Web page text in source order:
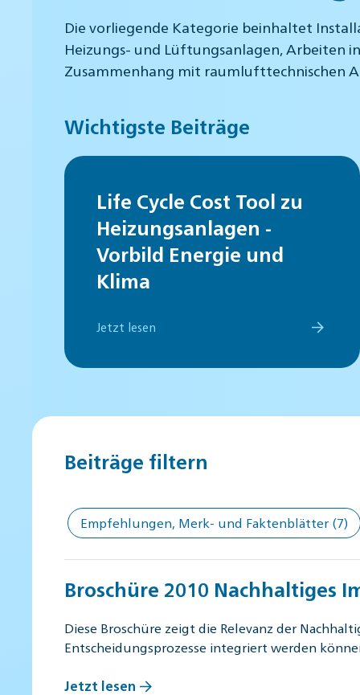
Die vorliegende Kategorie beinhaltet
Heizungs- und Lüftungsanlagen, Arbeiten
Zusammenhang mit raumlufttechnischen
Wichtigste Beiträge
Life Cycle Cost Tool zu
Heizungsanlagen -
Vorbild Energie und
Klima
Jetzt lesen
Beiträge filtern
Empfehlungen, Merk- und Faktenblätter (7)
Broschüre 2010 Nachhaltiges
Diese Broschüre zeigt die Relevanz der
Entscheidungsprozesse integriert werden
Jetzt lesen